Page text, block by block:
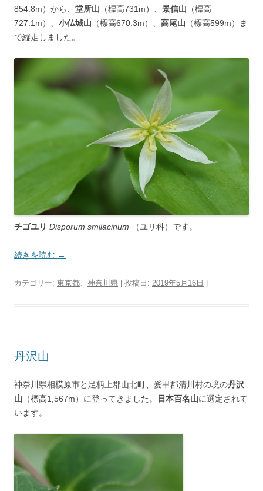
854.8m）から、 堂所山 （標高731m）、 景信山 （標高
727.1m）、 小仏城山 （標高670.3m）、 高尾山 （標高599m）ま
で縦走しました。
チゴユリ Disporum smilacinum （ユリ科）です。
続きを読む →
カテゴリー: 東京都 神奈川県 | 投稿日: 2019年5月16日 |
丹沢山
神奈川県相模原市と足柄上郡山北町、愛甲郡清川村の境の丹沢
山 （標高1,567m）に登ってきました。 日本百名山に選定されて
います。